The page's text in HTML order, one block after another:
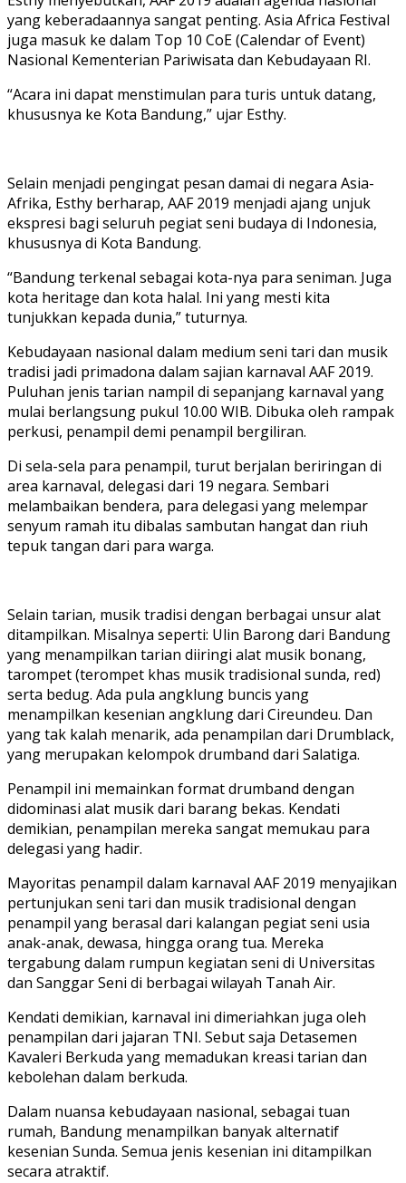
yang keberadaannya sangat penting. Asia Africa Festival
juga masuk ke dalam Top 10 CoE (Calendar of Event)
Nasional Kementerian Pariwisata dan Kebudayaan RI.
“Acara ini dapat menstimulan para turis untuk datang,
khususnya ke Kota Bandung,” ujar Esthy.
Selain menjadi pengingat pesan damai di negara Asia-
Afrika, Esthy berharap, AAF 2019 menjadi ajang unjuk
ekspresi bagi seluruh pegiat seni budaya di Indonesia,
khususnya di Kota Bandung.
“Bandung terkenal sebagai kota-nya para seniman. Juga
kota heritage dan kota halal. Ini yang mesti kita
tunjukkan kepada dunia,” tuturnya.
Kebudayaan nasional dalam medium seni tari dan musik
tradisi jadi primadona dalam sajian karnaval AAF 2019.
Puluhan jenis tarian nampil di sepanjang karnaval yang
mulai berlangsung pukul 10.00 WIB. Dibuka oleh rampak
perkusi, penampil demi penampil bergiliran.
Di sela-sela para penampil, turut berjalan beriringan di
area karnaval, delegasi dari 19 negara. Sembari
melambaikan bendera, para delegasi yang melempar
senyum ramah itu dibalas sambutan hangat dan riuh
tepuk tangan dari para warga.
Selain tarian, musik tradisi dengan berbagai unsur alat
ditampilkan. Misalnya seperti: Ulin Barong dari Bandung
yang menampilkan tarian diiringi alat musik bonang,
tarompet (terompet khas musik tradisional sunda, red)
serta bedug. Ada pula angklung buncis yang
menampilkan kesenian angklung dari Cireundeu. Dan
yang tak kalah menarik, ada penampilan dari Drumblack,
yang merupakan kelompok drumband dari Salatiga.
Penampil ini memainkan format drumband dengan
didominasi alat musik dari barang bekas. Kendati
demikian, penampilan mereka sangat memukau para
delegasi yang hadir.
Mayoritas penampil dalam karnaval AAF 2019 menyajikan
pertunjukan seni tari dan musik tradisional dengan
penampil yang berasal dari kalangan pegiat seni usia
anak-anak, dewasa, hingga orang tua. Mereka
tergabung dalam rumpun kegiatan seni di Universitas
dan Sanggar Seni di berbagai wilayah Tanah Air.
Kendati demikian, karnaval ini dimeriahkan juga oleh
penampilan dari jajaran TNI. Sebut saja Detasemen
Kavaleri Berkuda yang memadukan kreasi tarian dan
kebolehan dalam berkuda.
Dalam nuansa kebudayaan nasional, sebagai tuan
rumah, Bandung menampilkan banyak alternatif
kesenian Sunda. Semua jenis kesenian ini ditampilkan
secara atraktif.